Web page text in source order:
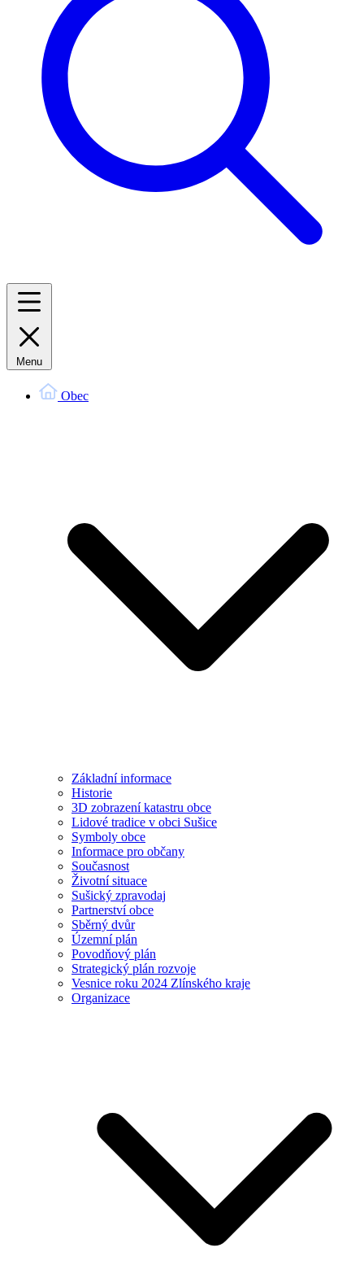
Menu
Obec
Základní informace
Historie
3D zobrazení katastru obce
Lidové tradice v obci Sušice
Symboly obce
Informace pro občany
Současnost
Životní situace
Sušický zpravodaj
Partnerství obce
Sběrný dvůr
Územní plán
Povodňový plán
Strategický plán rozvoje
Vesnice roku 2024 Zlínského kraje
Organizace